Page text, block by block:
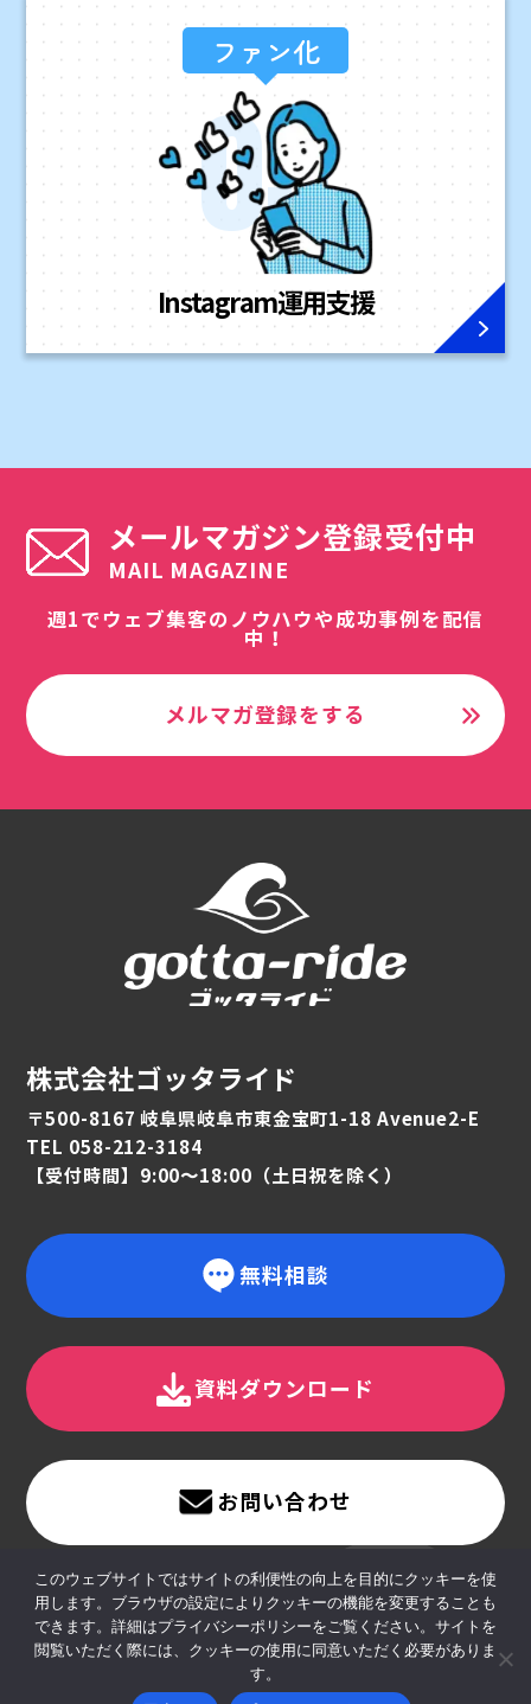
ファン化
Instagram運用支援
メールマガジン登録受付中
MAIL MAGAZINE
週1でウェブ集客のノウハウや成功事例を配信
中！
メルマガ登録をする
株式会社ゴッタライド
〒500-8167 岐阜県岐阜市東金宝町1-18 Avenue2-E
TEL 058-212-3184
【受付時間】9:00〜18:00（土日祝を除く）
無料相談
資料ダウンロード
お問い合わせ
このウェブサイトではサイトの利便性の向上を目的にクッキーを使
用します。ブラウザの設定によりクッキーの機能を変更することも
できます。詳細はプライバシーポリシーをご覧ください。サイトを
閲覧いただく際には、クッキーの使用に同意いただく必要がありま
す。